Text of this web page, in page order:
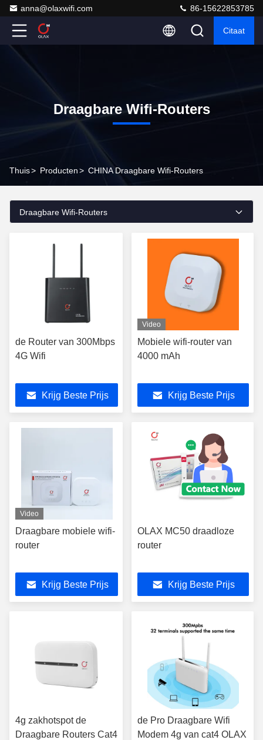
anna@olaxwifi.com 86-15622853785
Citaat
Draagbare Wifi-Routers
Thuis> Producten> CHINA Draagbare Wifi-Routers
Draagbare Wifi-Routers
de Router van 300Mbps
4G Wifi
Krijg Beste Prijs
Video
Mobiele wifi-router van
4000 mAh
Krijg Beste Prijs
Video
Draagbare mobiele wifi-
router
Krijg Beste Prijs
OLAX MC50 draadloze
router
Krijg Beste Prijs
4g zakhotspot de
Draagbare Routers Cat4
de Pro Draagbare Wifi
Modem 4g van cat4 OLAX